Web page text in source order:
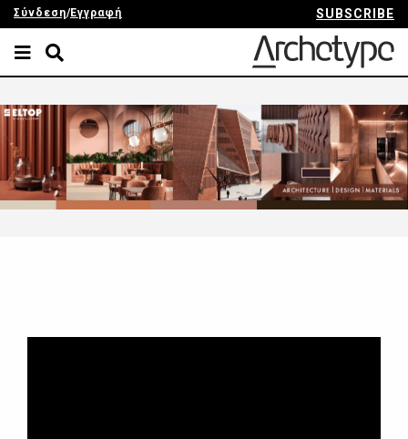
Σύνδεση/Εγγραφή SUBSCRIBE